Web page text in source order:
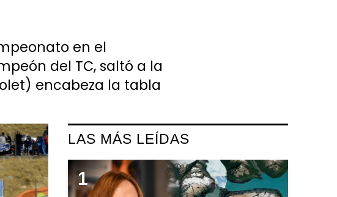
en el
del TC, saltó a la
encabeza la tabla
LAS MÁS LEÍDAS